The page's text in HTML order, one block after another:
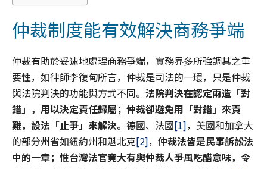
仲裁制度能有效解決商務爭端
仲裁有助於妥速地處理商務爭端，實務界多所強調其之重
要性，如律師李復甸所言，仲裁是司法的一環，只是仲裁
與法院判決的功能與方式不同。 法院判決在認定兩造「對
錯」，用以決定責任歸屬；仲裁卻避免用「對錯」來責
難，設法「止爭」來解決。 德國、法國[1]，美國和加拿大
的部分州省如紐約州和魁北克[2]， 仲裁法皆是民事訴訟法
中的一章；惟台灣法官竟大有與仲裁人爭風吃醋意味，令